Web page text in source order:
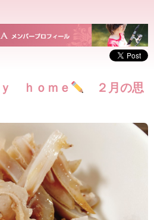
ｙ ｈｏｍｅ
２月の思